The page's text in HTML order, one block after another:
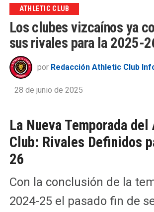
ATHLETIC CLUB
Los clubes vizcaínos ya
sus rivales para la 2025-
por Redacción Athletic Club
28 de junio de 2025
La Nueva Temporada
Club: Rivales Definidos
26
Con la conclusión de la
2024-25 el pasado fin de